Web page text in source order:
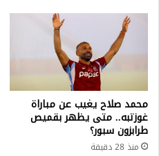
محمد صلاح يغيب عن مباراة
غوزتبه.. متى يظهر بقميص
طرابزون سبور؟
منذ 28 دقيقة